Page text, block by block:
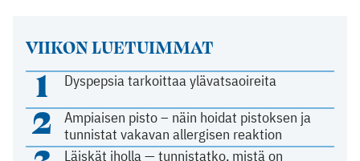
VIIKON LUETUIMMAT
1 Dyspepsia tarkoittaa ylävatsaoireita
2
Ampiaisen pisto – näin hoidat pistoksen ja
tunnistat vakavan allergisen reaktion
Läiskät iholla — tunnistatko, mistä on